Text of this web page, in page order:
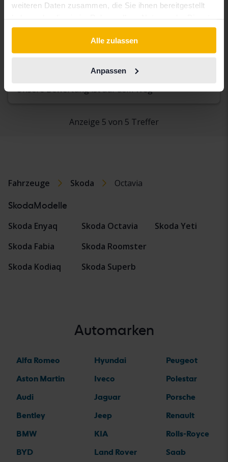
weiteren Daten zusammen, die Sie ihnen bereitgestellt
gesammelt haben.
Alle zulassen
Anpassen
Unsere Bewertung ist auf dem Weg
Anzeige 5 von 5 Treffer
Fahrzeuge Skoda Octavia
SkodaModelle
Skoda Enyaq
Skoda Fabia
Skoda Kodiaq
Skoda Octavia
Skoda Roomster
Skoda Superb
Skoda Yeti
Automarken
Alfa Romeo
Aston Martin
Audi
Bentley
BMW
BYD
Hyundai
Iveco
Jaguar
Jeep
KIA
Land Rover
Peugeot
Polestar
Porsche
Renault
Rolls-Royce
Saab